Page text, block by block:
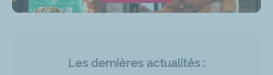
Les dernières actualités :